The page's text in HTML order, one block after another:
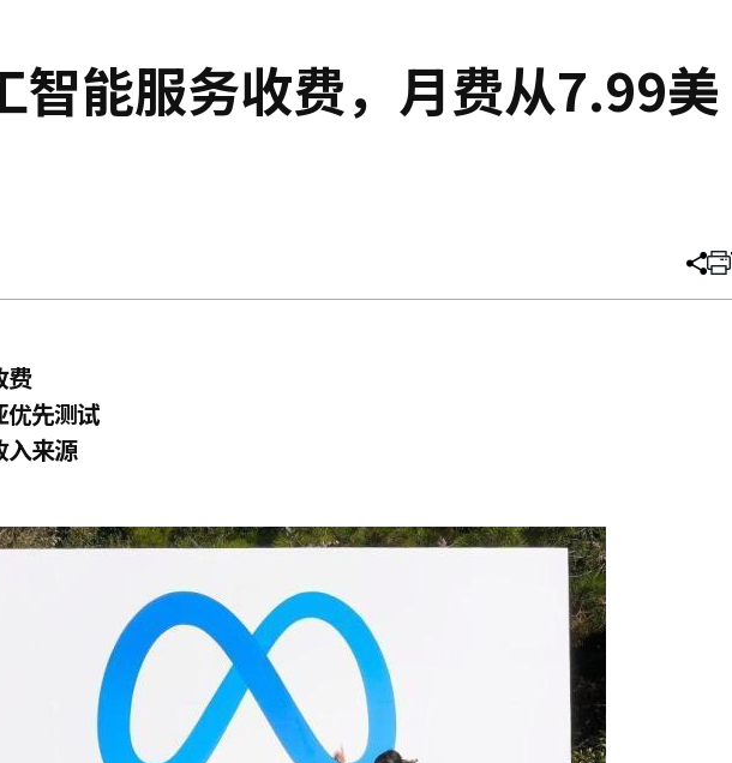
智能服务收费，月费从7.99美
分
文
打
费
优先测试
入来源